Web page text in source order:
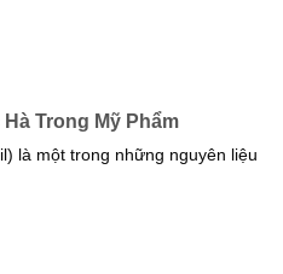
Trong Mỹ Phẩm
là một trong những nguyên liệu